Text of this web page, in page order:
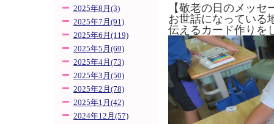
2025年8月(3)
2025年7月(91)
2025年6月(119)
2025年5月(69)
2025年4月(73)
2025年3月(50)
2025年2月(78)
2025年1月(42)
2024年12月(57)
【敬老の日のメッセ
お世話になっている
伝えるカード作りを